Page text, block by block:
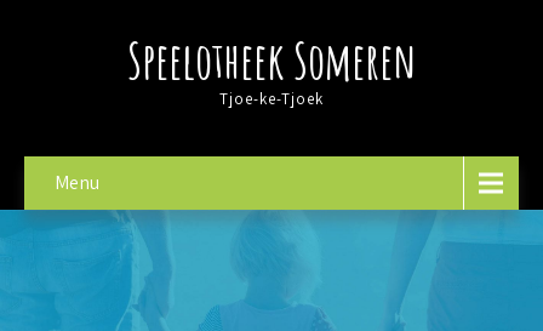
Speelotheek Someren
Tjoe-ke-Tjoek
Menu